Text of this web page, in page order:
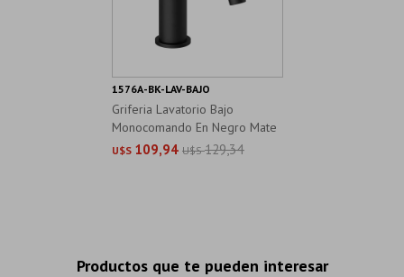
Griferia Lavatorio Bajo
Monocomando En Negro Mate
U$S 109,94 U$S 129,34
1576A-BK-LAV-BAJO
Productos que te pueden interesar